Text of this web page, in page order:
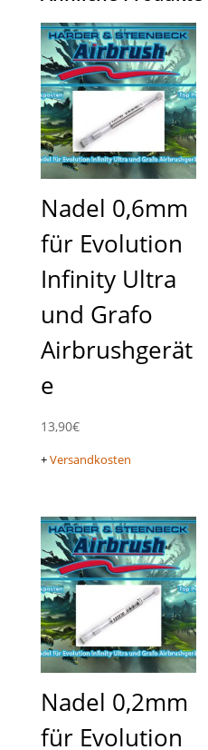
Nadel 0,6mm
für Evolution
Infinity Ultra
und Grafo
Airbrushgerät
e
13,90€
+Versandkosten
Nadel 0,2mm
für Evolution